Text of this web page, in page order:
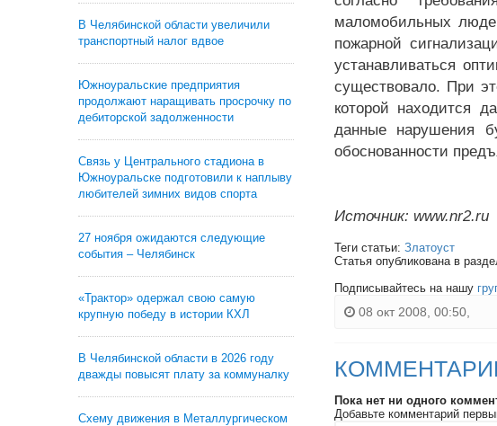
В Челябинской области увеличили
транспортный налог вдвое
Южноуральские предприятия
продолжают наращивать просрочку по
дебиторской задолженности
Связь у Центрального стадиона в
Южноуральске подготовили к наплыву
любителей зимних видов спорта
27 ноября ожидаются следующие
события – Челябинск
«Трактор» одержал свою самую
крупную победу в истории КХЛ
В Челябинской области в 2026 году
дважды повысят плату за коммуналку
Схему движения в Металлургическом
маломобильных
пожарной
устанавливаться
существовало. При
которой находится
данные нарушения
обоснованности
Источник: www.nr2.ru
Теги статьи: Златоуст
Статья опубликована в
Подписывайтесь на нашу
08 окт 2008, 00:50,
Пока нет ни одного
Добавьте комментарий